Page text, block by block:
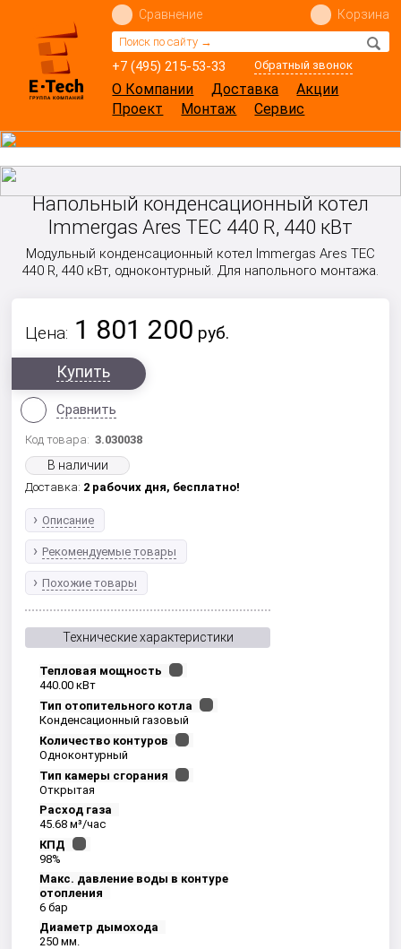
+7 (495) 215-53-33 Обратный звонок
Сравнение Корзина
О Компании Доставка
Акции
Проект
Монтаж Сервис
Напольный конденсационный котел
Immergas Ares TEC 440 R, 440 кВт
Модульный конденсационный котел Immergas Ares TEC
440 R, 440 кВт, одноконтурный. Для напольного монтажа.
Цена: 1 801 200 руб.
Купить
Сравнить
Код товара:3.030038
В наличии
Доставка: 2 рабочих дня, бесплатно!
Описание
Рекомендуемые товары
Похожие товары
Технические характеристики
Тепловая мощность
440.00 кВт
Тип отопительного котла
Конденсационный газовый
Количество контуров
Одноконтурный
Тип камеры сгорания
Открытая
Расход газа
45.68 м³/час
КПД
98%
Макс. давление воды в контуре
отопления
6 бар
Диаметр дымохода
250 мм.